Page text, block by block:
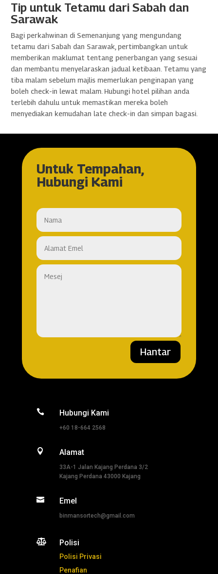
Tip untuk Tetamu dari Sabah dan
Sarawak
Bagi perkahwinan di Semenanjung yang mengundang
tetamu dari Sabah dan Sarawak, pertimbangkan untuk
memberikan maklumat tentang penerbangan yang sesuai
dan membantu menyelaraskan jadual ketibaan. Tetamu yang
tiba malam sebelum majlis memerlukan penginapan yang
boleh check-in lewat malam. Hubungi hotel pilihan anda
terlebih dahulu untuk memastikan mereka boleh
menyediakan kemudahan late check-in dan simpan bagasi.
Untuk Tempahan,
Hubungi Kami
Hantar
 Hubungi Kami
+60 18-664 2568
 Alamat
33A-1 Jalan Kajang Perdana 3/2
Kajang Perdana 43000 Kajang
 Emel
binmansortech@gmail.com
 Polisi
Polisi Privasi
Penafian